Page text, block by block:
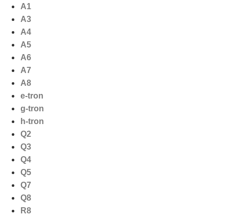
naar
inhoud
A1
A3
A4
A5
A6
A7
A8
e-tron
g-tron
h-tron
Q2
Q3
Q4
Q5
Q7
Q8
R8